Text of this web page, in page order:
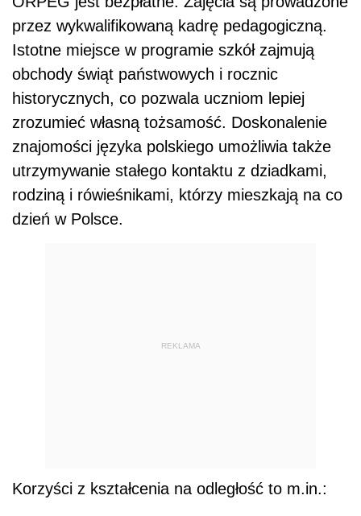
przez wykwalifikowaną kadrę pedagogiczną.
Istotne miejsce w programie szkół zajmują
obchody świąt państwowych i rocznic
historycznych, co pozwala uczniom lepiej
zrozumieć własną tożsamość. Doskonalenie
znajomości języka polskiego umożliwia także
utrzymywanie stałego kontaktu z dziadkami,
rodziną i rówieśnikami, którzy mieszkają na co
dzień w Polsce.
REKLAMA
Korzyści z kształcenia na odległość to m.in.: